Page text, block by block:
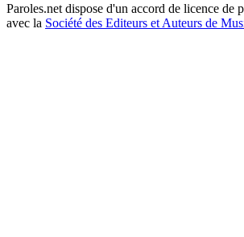
Paroles.net dispose d'un accord de licence de
avec la Société des Editeurs et Auteurs de